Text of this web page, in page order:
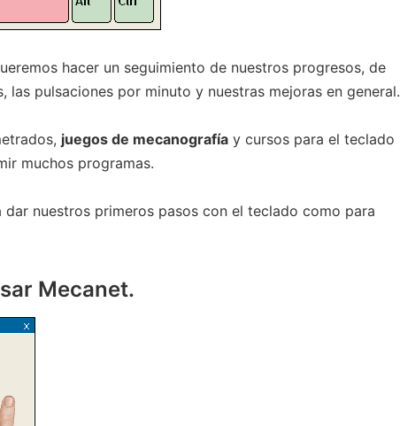
hacer un seguimiento de nuestros progresos, de
pulsaciones por minuto y nuestras mejoras en general.
juegos de mecanografía y cursos para el teclado
muchos programas.
nuestros primeros pasos con el teclado como para
Mecanet.